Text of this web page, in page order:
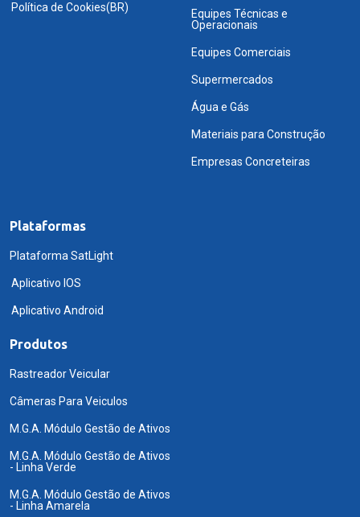
Política de Cookies(BR)
Equipes Técnicas e
Operacionais
Equipes Comerciais
Supermercados
Água e Gás
Materiais para Construção
Empresas Concreteiras
Plataformas
Plataforma SatLight
Aplicativo IOS
Aplicativo Android
Produtos
Rastreador Veicular
Câmeras Para Veiculos
M.G.A. Módulo Gestão de Ativos
M.G.A. Módulo Gestão de Ativos
- Linha Verde
M.G.A. Módulo Gestão de Ativos
- Linha Amarela